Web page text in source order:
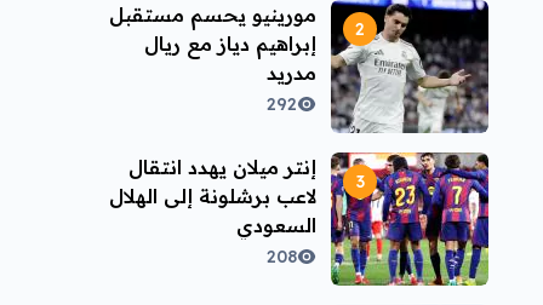
مورينيو يحسم مستقبل
إبراهيم دياز مع ريال
مدريد
292
إنتر ميلان يهدد انتقال
لاعب برشلونة إلى الهلال
السعودي
208